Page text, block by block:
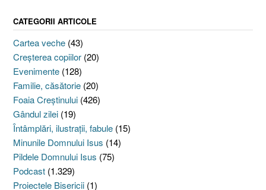
CATEGORII ARTICOLE
Cartea veche (43)
Creşterea copiilor (20)
Evenimente (128)
Familie, căsătorie (20)
Foaia Creştinului (426)
Gândul zilei (19)
Întâmplări, ilustraţii, fabule (15)
Minunile Domnului Isus (14)
Pildele Domnului Isus (75)
Podcast (1.329)
Proiectele Bisericii (1)